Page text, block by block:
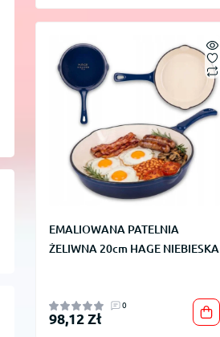
EMALIOWANA PATELNIA
ŻELIWNA 20cm HAGE NIEBIESKA
0
98,12 Zł